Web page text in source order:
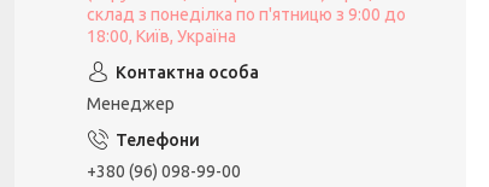
склад з понеділка по п'ятницю з 9:00 до
18:00, Київ, Україна
Менеджер
+380 (96) 098-99-00